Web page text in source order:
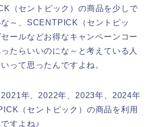
（セントピック）の商品を少しで
～、SCENTPICK（セントピッ
ールなどお得なキャンペーンコー
たらいいのにな～と考えている人
って思ったんですよね。
年、2022年、2023年、2024年
（セントピック）の商品を利用
すよね♪